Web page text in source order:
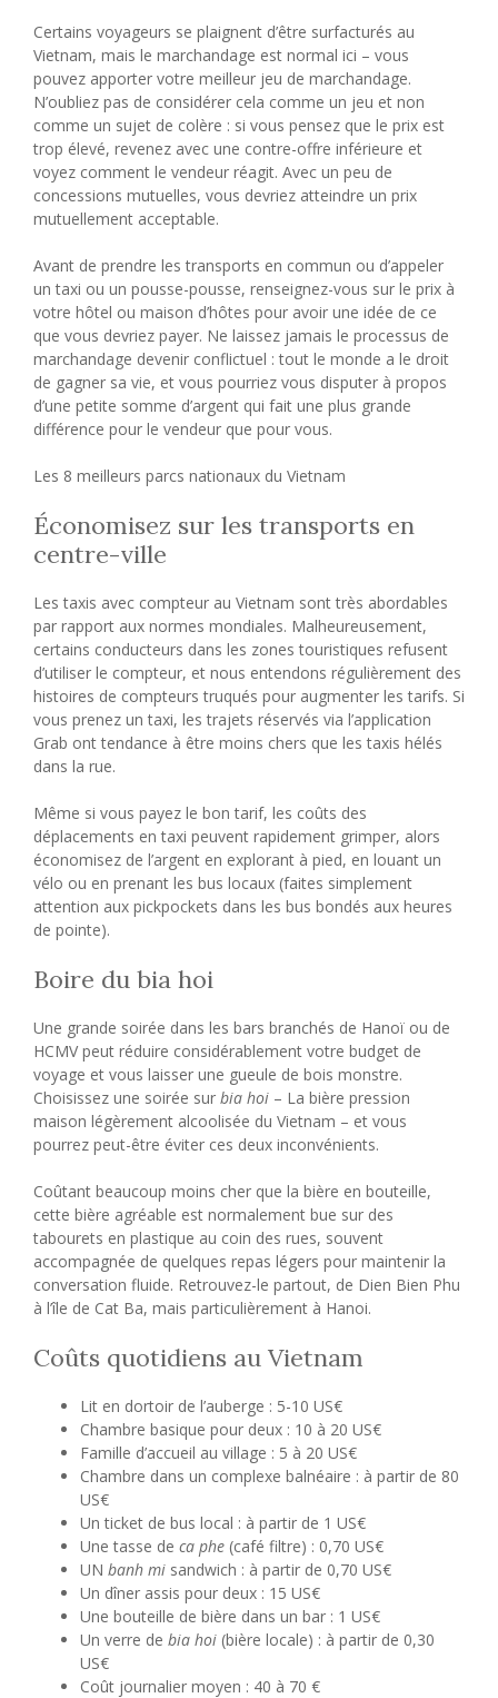
Certains voyageurs se plaignent d’être surfacturés au
Vietnam, mais le marchandage est normal ici – vous
pouvez apporter votre meilleur jeu de marchandage.
N’oubliez pas de considérer cela comme un jeu et non
comme un sujet de colère : si vous pensez que le prix est
trop élevé, revenez avec une contre-offre inférieure et
voyez comment le vendeur réagit. Avec un peu de
concessions mutuelles, vous devriez atteindre un prix
mutuellement acceptable.
Avant de prendre les transports en commun ou d’appeler
un taxi ou un pousse-pousse, renseignez-vous sur le prix à
votre hôtel ou maison d’hôtes pour avoir une idée de ce
que vous devriez payer. Ne laissez jamais le processus de
marchandage devenir conflictuel : tout le monde a le droit
de gagner sa vie, et vous pourriez vous disputer à propos
d’une petite somme d’argent qui fait une plus grande
différence pour le vendeur que pour vous.
Les 8 meilleurs parcs nationaux du Vietnam
Économisez sur les transports en
centre-ville
Les taxis avec compteur au Vietnam sont très abordables
par rapport aux normes mondiales. Malheureusement,
certains conducteurs dans les zones touristiques refusent
d’utiliser le compteur, et nous entendons régulièrement des
histoires de compteurs truqués pour augmenter les tarifs. Si
vous prenez un taxi, les trajets réservés via l’application
Grab ont tendance à être moins chers que les taxis hélés
dans la rue.
Même si vous payez le bon tarif, les coûts des
déplacements en taxi peuvent rapidement grimper, alors
économisez de l’argent en explorant à pied, en louant un
vélo ou en prenant les bus locaux (faites simplement
attention aux pickpockets dans les bus bondés aux heures
de pointe).
Boire du bia hoi
Une grande soirée dans les bars branchés de Hanoï ou de
HCMV peut réduire considérablement votre budget de
voyage et vous laisser une gueule de bois monstre.
Choisissez une soirée sur bia hoi – La bière pression
maison légèrement alcoolisée du Vietnam – et vous
pourrez peut-être éviter ces deux inconvénients.
Coûtant beaucoup moins cher que la bière en bouteille,
cette bière agréable est normalement bue sur des
tabourets en plastique au coin des rues, souvent
accompagnée de quelques repas légers pour maintenir la
conversation fluide. Retrouvez-le partout, de Dien Bien Phu
à l’île de Cat Ba, mais particulièrement à Hanoi.
Coûts quotidiens au Vietnam
Lit en dortoir de l’auberge : 5-10 US€
Chambre basique pour deux : 10 à 20 US€
Famille d’accueil au village : 5 à 20 US€
Chambre dans un complexe balnéaire : à partir de 80
US€
Un ticket de bus local : à partir de 1 US€
Une tasse de ca phe (café filtre) : 0,70 US€
UN banh mi sandwich : à partir de 0,70 US€
Un dîner assis pour deux : 15 US€
Une bouteille de bière dans un bar : 1 US€
Un verre de bia hoi (bière locale) : à partir de 0,30
US€
Coût journalier moyen : 40 à 70 €